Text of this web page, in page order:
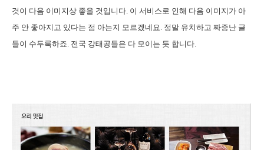
것이 다음 이미지상 좋을 것입니다. 이 서비스로 인해 다음 이미지가 아
주 안 좋아지고 있다는 점 아는지 모르겠네요. 정말 유치하고 짜증난 글
들이 수두룩하죠. 전국 강태공들은 다 모이는 듯 합니다.